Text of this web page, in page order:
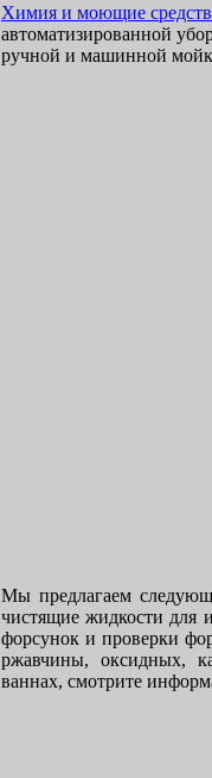
Химия и моющие
автоматизированной
ручной и машинной
Мы предлагаем
чистящие жидкости для
форсунок и проверки
ржавчины, оксидных,
ваннах, смотрите